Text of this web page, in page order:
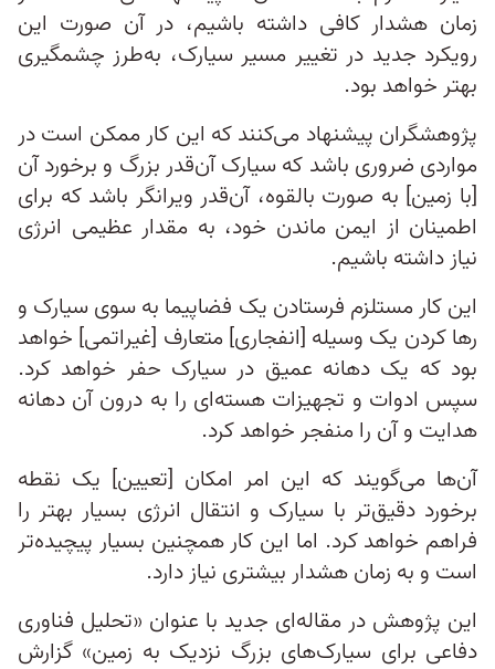
زمان هشدار کافی داشته باشیم، در آن صورت این
رویکرد جدید در تغییر مسیر سیارک، به‌طرز چشمگیری
بهتر خواهد بود.
پژوهشگران پیشنهاد می‌کنند که این کار ممکن است در
مواردی ضروری باشد که سیارک آن‌قدر بزرگ و برخورد آن
[با زمین] به صورت بالقوه، آن‌قدر ویرانگر باشد که برای
اطمینان از ایمن ماندن خود، به مقدار عظیمی انرژی
نیاز داشته باشیم.
این کار مستلزم فرستادن یک فضاپیما به سوی سیارک و
رها کردن یک وسیله [انفجاری] متعارف [غیراتمی] خواهد
بود که یک دهانه عمیق در سیارک حفر خواهد کرد.
سپس ادوات و تجهیزات هسته‌ای را به درون آن دهانه
هدایت و آن را منفجر خواهد کرد.
آن‌ها می‌گویند که این امر امکان [تعیین] یک نقطه
برخورد دقیق‌تر با سیارک و انتقال انرژی بسیار بهتر را
فراهم خواهد کرد. اما این کار همچنین بسیار پیچیده‌تر
است و به زمان هشدار بیشتری نیاز دارد.
این پژوهش در مقاله‌ای جدید با عنوان «تحلیل فناوری
دفاعی برای سیارک‌های بزرگ نزدیک به زمین» گزارش